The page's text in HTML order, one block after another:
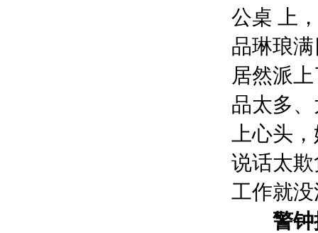
公桌 上
品琳琅
居然派
品太多
上心头
说话太
工作就
警